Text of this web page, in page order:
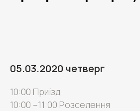
05.03.2020 четверг
10:00 Приїзд
10:00 –11:00 Розселення